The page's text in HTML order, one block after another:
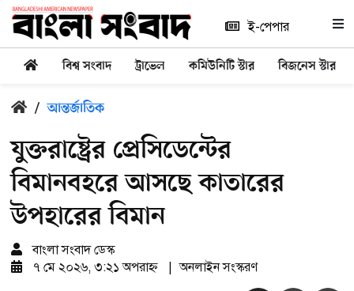
ই-পেপার
বিশ্ব সংবাদ ট্রাভেল কমিউনিটি স্টার বিজনেস স্টার
/ আন্তর্জাতিক
যুক্তরাষ্ট্রের প্রেসিডেন্টের
বিমানবহরে আসছে কাতারের
উপহারের বিমান
বাংলা সংবাদ ডেস্ক
৭ মে ২০২৬, ৩:২১ অপরাহ্ন
অনলাইন সংস্করণ